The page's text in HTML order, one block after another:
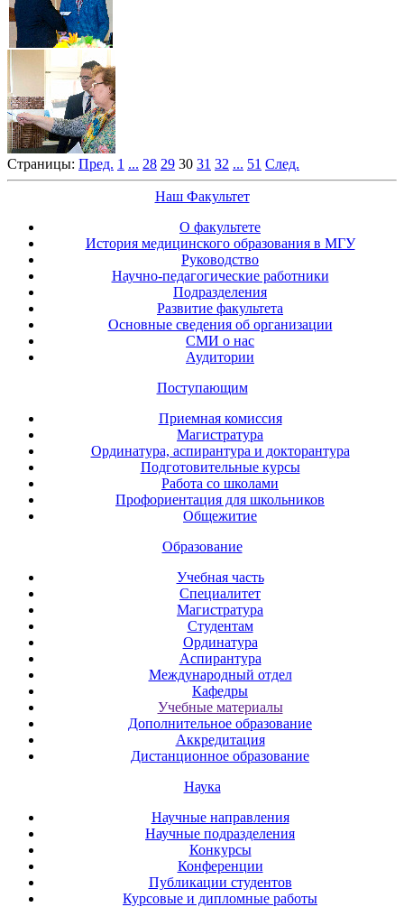
Страницы: Пред. 1 ... 28 29 30 31 32 ... 51 След.
Наш Факультет
О факультете
История медицинского образования в МГУ
Руководство
Научно-педагогические работники
Подразделения
Развитие факультета
Основные сведения об организации
СМИ о нас
Аудитории
Поступающим
Приемная комиссия
Магистратура
Ординатура, аспирантура и докторантура
Подготовительные курсы
Работа со школами
Профориентация для школьников
Общежитие
Образование
Учебная часть
Специалитет
Магистратура
Студентам
Ординатура
Аспирантура
Международный отдел
Кафедры
Учебные материалы
Дополнительное образование
Аккредитация
Дистанционное образование
Наука
Научные направления
Научные подразделения
Конкурсы
Конференции
Публикации студентов
Курсовые и дипломные работы